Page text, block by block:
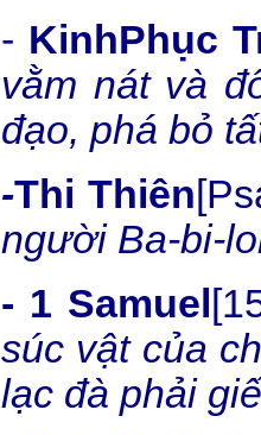
- KinhPhục
vằm nát và
đạo, phá bỏ
-Thi Thiên
người Ba-bi-
- 1 Samuel
súc vật của
lạc đà phải